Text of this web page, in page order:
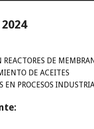
DE
DE ACEITES
EN PROCESOS